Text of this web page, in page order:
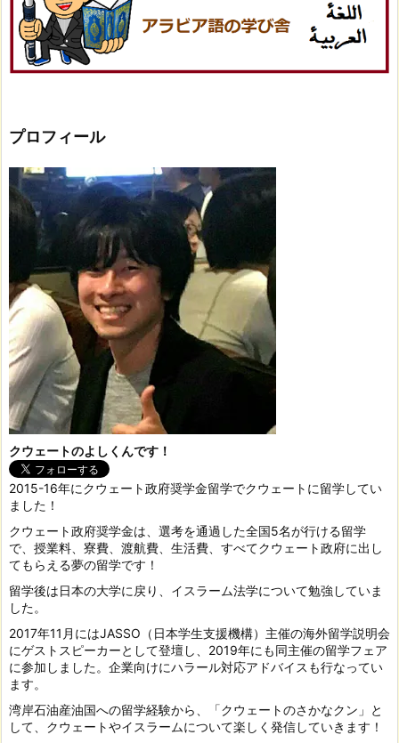
プロフィール
クウェートのよしくんです！
2015-16年にクウェート政府奨学金留学でクウェートに留学してい
ました！
クウェート政府奨学金は、選考を通過した全国5名が行ける留学
で、授業料、寮費、渡航費、生活費、すべてクウェート政府に出し
てもらえる夢の留学です！
留学後は日本の大学に戻り、イスラーム法学について勉強していま
した。
2017年11月にはJASSO（日本学生支援機構）主催の海外留学説明会
にゲストスピーカーとして登壇し、2019年にも同主催の留学フェア
に参加しました。企業向けにハラール対応アドバイスも行なってい
ます。
湾岸石油産油国への留学経験から、「クウェートのさかなクン」と
して、クウェートやイスラームについて楽しく発信していきます！